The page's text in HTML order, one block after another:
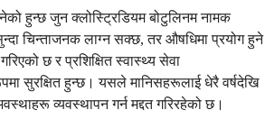
हुन्छ जुन क्लोस्ट्रिडियम बोटुलिनम नामक
चिन्ताजनक लाग्न सक्छ, तर औषधिमा प्रयोग हुने
छ र प्रशिक्षित स्वास्थ्य सेवा
सुरक्षित हुन्छ। यसले मानिसहरूलाई धेरै वर्षदेखि
व्यवस्थापन गर्न मद्दत गरिरहेको छ।